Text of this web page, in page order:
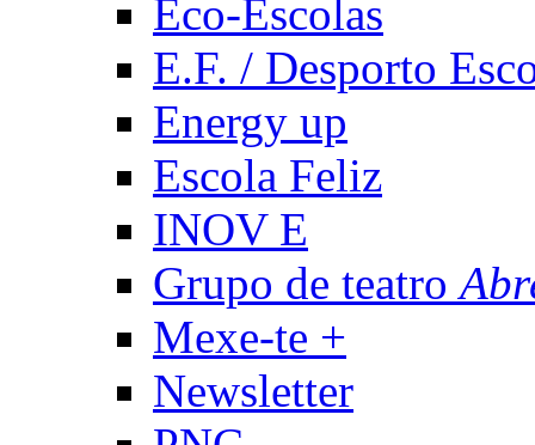
Eco-Escolas
E.F. / Desporto
Energy up
Escola Feliz
INOV E
Grupo de teatro
Mexe-te +
Newsletter